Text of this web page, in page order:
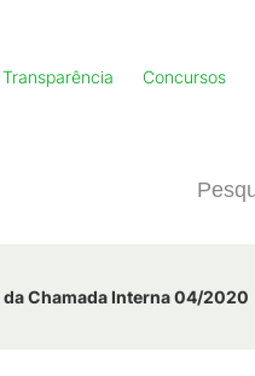
Transparência Concursos
Chamada Interna 04/2020